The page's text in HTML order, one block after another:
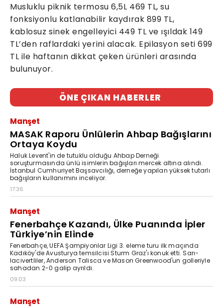
Musluklu piknik termosu 6,5L 469 TL, su
fonksiyonlu katlanabilir kaydırak 899 TL,
kablosuz sinek engelleyici 449 TL ve ışıldak 149
TL’den raflardaki yerini alacak. Epilasyon seti 699
TL ile haftanın dikkat çeken ürünleri arasında
bulunuyor.
ÖNE ÇIKAN HABERLER
Manşet
MASAK Raporu Ünlülerin Ahbap Bağışlarını
Ortaya Koydu
Haluk Levent'in de tutuklu olduğu Ahbap Derneği
soruşturmasında ünlü isimlerin bağışları mercek altına alındı.
İstanbul Cumhuriyet Başsavcılığı, derneğe yapılan yüksek tutarlı
bağışların kullanımını inceliyor.
17:36
Manşet
Fenerbahçe Kazandı, Ülke Puanında İpler
Türkiye’nin Elinde
Fenerbahçe, UEFA Şampiyonlar Ligi 3. eleme turu ilk maçında
Kadıköy'de Avusturya temsilcisi Sturm Graz'ı konuk etti. Sarı-
lacivertliler, Anderson Talisca ve Mason Greenwood'un golleriyle
sahadan 2-0 galip ayrıldı.
09:03
Manşet